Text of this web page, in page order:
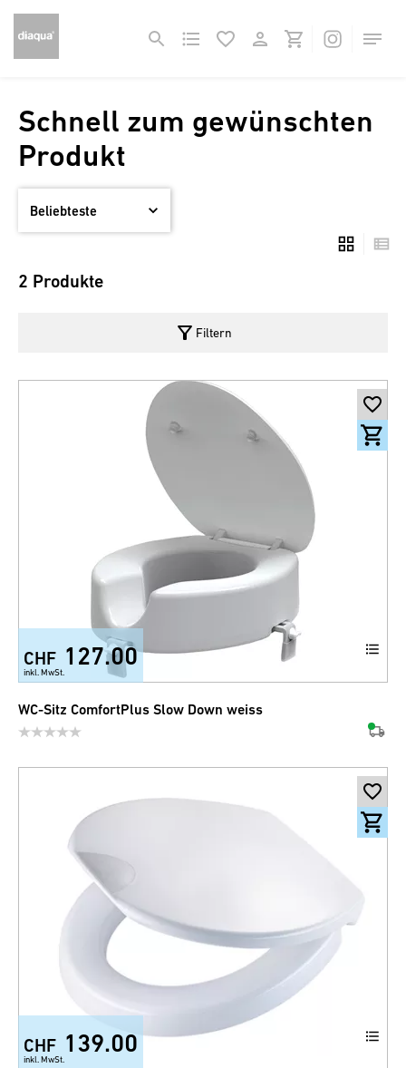
Schnell zum gewünschten
Produkt
2 Produkte
filter_alt Filtern
CHF 127.00
inkl. MwSt.
WC-Sitz ComfortPlus Slow Down weiss
CHF 139.00
inkl. MwSt.